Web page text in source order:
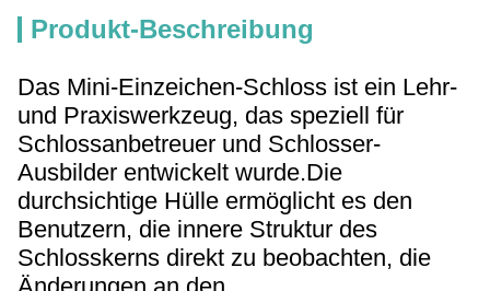
Produkt-Beschreibung
Das Mini-Einzeichen-Schloss ist ein Lehr-
und Praxiswerkzeug, das speziell für
Schlossanbetreuer und Schlosser-
Ausbilder entwickelt wurde.Die
durchsichtige Hülle ermöglicht es den
Benutzern, die innere Struktur des
Schlosskerns direkt zu beobachten, die